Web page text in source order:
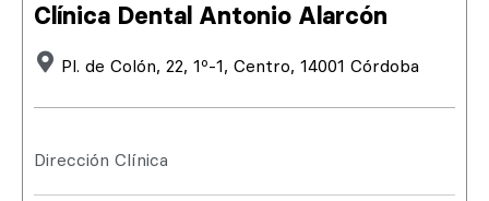
Clínica Dental Antonio Alarcón
Pl. de Colón, 22, 1º-1, Centro, 14001 Córdoba
Dirección Clínica